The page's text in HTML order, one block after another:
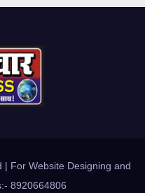
For Website Designing and
8920664806